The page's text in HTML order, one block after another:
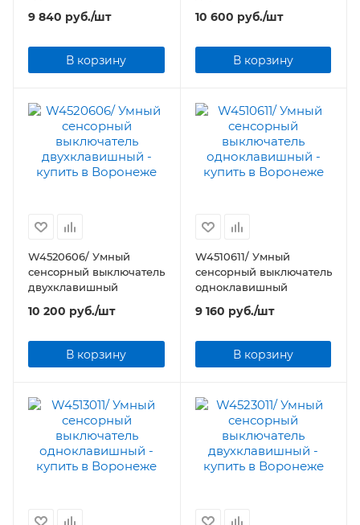
9 840 руб./шт
В корзину
10 600 руб./шт
В корзину
W4520606/ Умный
сенсорный выключатель
двухклавишный
10 200 руб./шт
В корзину
W4510611/ Умный
сенсорный выключатель
одноклавишный
9 160 руб./шт
В корзину